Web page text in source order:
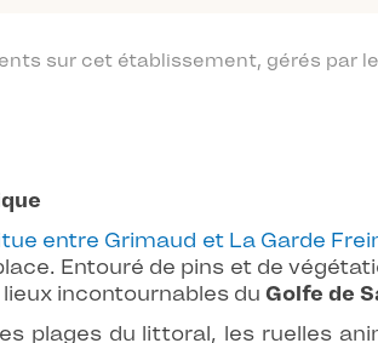
sur cet établissement, gérés par
entre Grimaud et La Garde
Entouré de pins et de
incontournables du Golfe de
plages du littoral, les ruelles